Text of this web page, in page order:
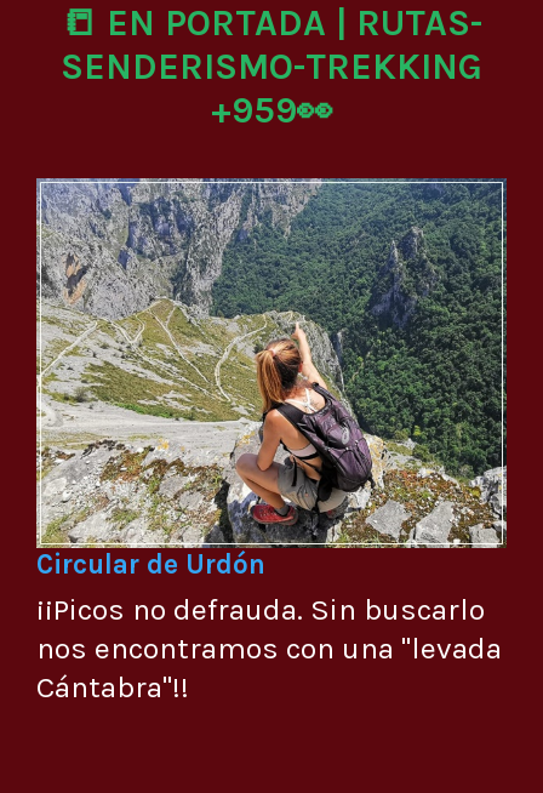
📒 EN PORTADA | RUTAS-
SENDERISMO-TREKKING
+959👀
Circular de Urdón
¡¡Picos no defrauda. Sin buscarlo
nos encontramos con una "levada
Cántabra"!!